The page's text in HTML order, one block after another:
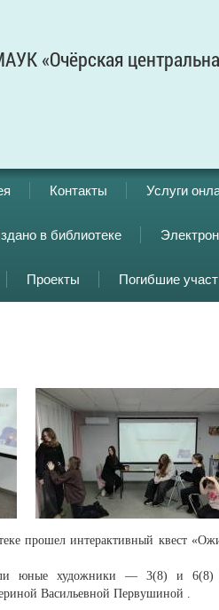
«Очёрская
Контакты Услуги
в библиотеке
Проекты Погибшие
прошел интерактивный квест
юные художники — 3(8) и 6(8)
Васильевной Первушиной .